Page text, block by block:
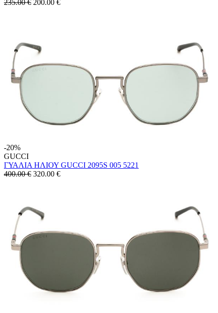
235.00 € 200.00 €
-20%
GUCCI
ΓΥΑΛΙΑ ΗΛΙΟΥ GUCCI 2095S 005 5221
400.00 € 320.00 €